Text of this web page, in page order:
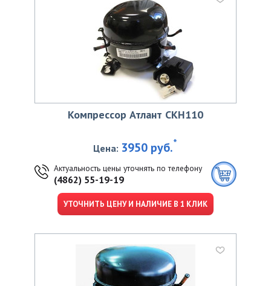
Компрессор Атлант CKН110
Цена: 3950 руб.*
Актуальность цены уточнять по телефону
(4862) 55-19-19
УТОЧНИТЬ ЦЕНУ И НАЛИЧИЕ В 1 КЛИК